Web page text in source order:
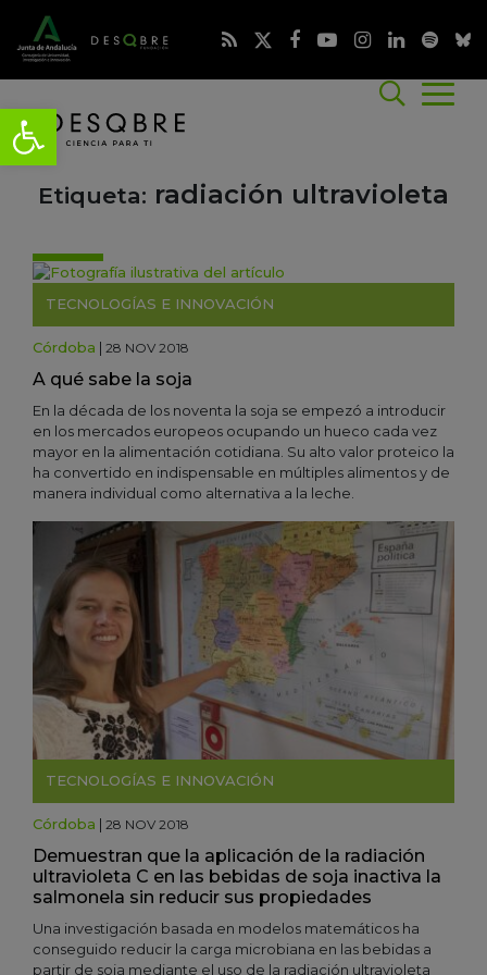
Etiqueta: radiación ultravioleta
TECNOLOGÍAS E INNOVACIÓN
Córdoba | 28 NOV 2018
A qué sabe la soja
En la década de los noventa la soja se empezó a introducir
en los mercados europeos ocupando un hueco cada vez
mayor en la alimentación cotidiana. Su alto valor proteico la
ha convertido en indispensable en múltiples alimentos y de
manera individual como alternativa a la leche.
TECNOLOGÍAS E INNOVACIÓN
Córdoba | 28 NOV 2018
Demuestran que la aplicación de la radiación
ultravioleta C en las bebidas de soja inactiva la
salmonela sin reducir sus propiedades
Una investigación basada en modelos matemáticos ha
conseguido reducir la carga microbiana en las bebidas a
partir de soja mediante el uso de la radiación ultravioleta